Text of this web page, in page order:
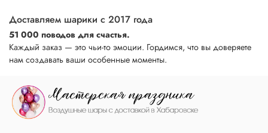
Доставляем шарики с 2017 года
51 000 поводов для счастья.
Каждый заказ — это чьи-то эмоции. Гордимся, что вы доверяете
нам создавать ваши особенные моменты.